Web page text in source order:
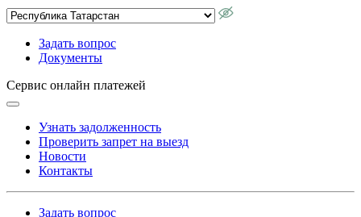
Задать вопрос
Документы
Сервис онлайн платежей
Узнать задолженность
Проверить запрет на выезд
Новости
Контакты
Задать вопрос